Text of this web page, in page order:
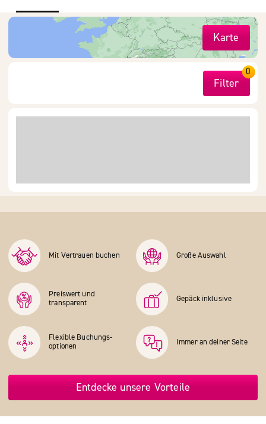
Karte
Filter
0
Mit Vertrauen buchen Große Auswahl
Preiswert und
transparent
Gepäck inklusive
Flexible Buchungs­
optionen
Immer an deiner Seite
Entdecke unsere Vorteile